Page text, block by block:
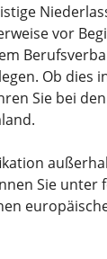
vor
Ob dies
Sie bei
Sie unter